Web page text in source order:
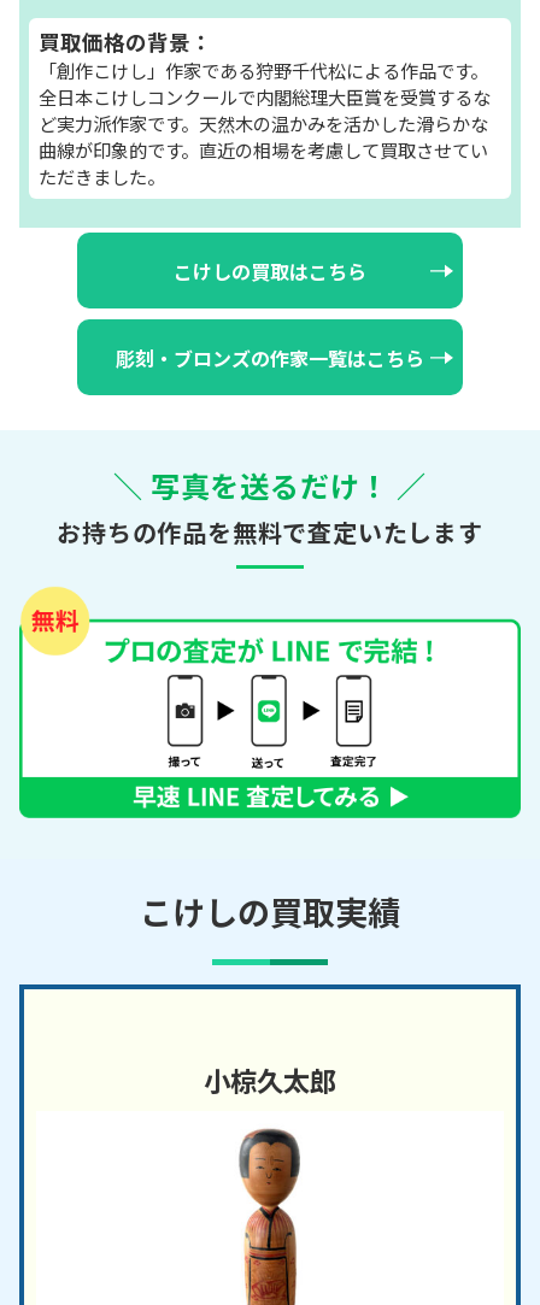
買取価格の背景：
「創作こけし」作家である狩野千代松による作品です。
全日本こけしコンクールで内閣総理大臣賞を受賞するな
ど実力派作家です。天然木の温かみを活かした滑らかな
曲線が印象的です。直近の相場を考慮して買取させてい
ただきました。
こけしの買取はこちら
彫刻・ブロンズの作家一覧はこちら
＼ 写真を送るだけ！ ／
お持ちの作品を無料で査定いたします
こけしの買取実績
小椋久太郎